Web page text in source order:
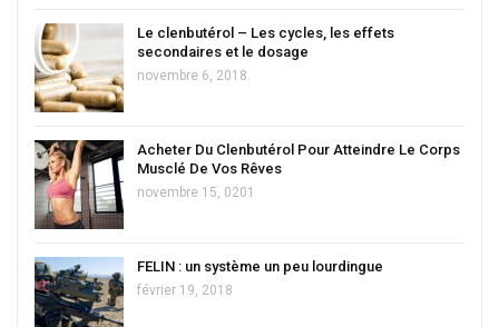
Le clenbutérol – Les cycles, les effets
secondaires et le dosage
novembre 6, 2018
Acheter Du Clenbutérol Pour Atteindre Le Corps
Musclé De Vos Rêves
novembre 15, 0201
FELIN : un système un peu lourdingue
février 19, 2018